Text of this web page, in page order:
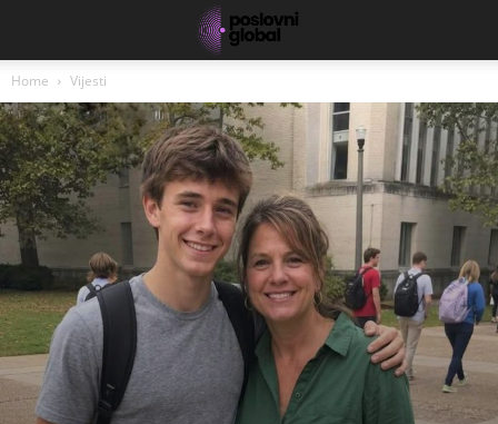
Home Vijesti